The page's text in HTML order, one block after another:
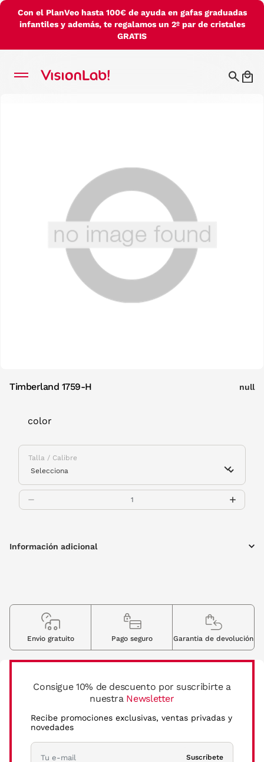
Con el PlanVeo hasta 100€ de ayuda en gafas graduadas
infantiles y además, te regalamos un 2º par de cristales
GRATIS
Timberland 1759-H null
color
Talla / Calibre
Información adicional
Consigue 10% de descuento por suscribirte a
nuestra Newsletter
Recibe promociones exclusivas, ventas privadas y
novedades
Suscríbete
Envio gratuito Pago seguro Garantia de devolución